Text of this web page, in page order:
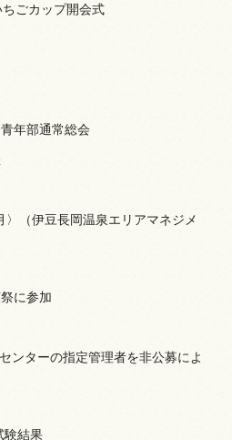
ごカップ開会式
年部通常総会
（伊豆長岡温泉エリアマネジメ
に参加
ンターの指定管理者を非公募によ
験結果